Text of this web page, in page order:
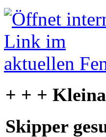
+ + +
Skipper